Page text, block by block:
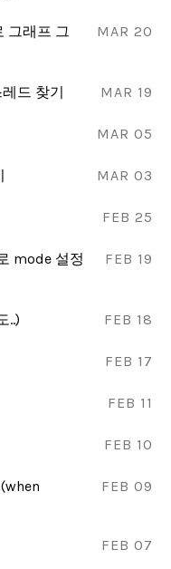
MAR 20
그래프 그
MAR 19
드 찾기
MAR 05
MAR 03
FEB 25
FEB 19
mode 설정
FEB 18
..)
FEB 17
FEB 11
FEB 10
FEB 09
FEB 07